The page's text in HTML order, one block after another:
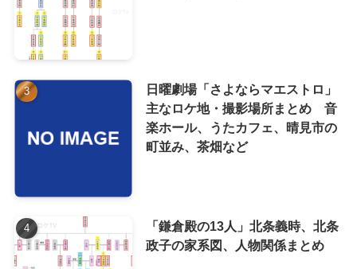
日曜劇場「さよならマエストロ」
主なロケ地・撮影場所まとめ 音
楽ホール、うたカフェ、晴見市の
町並み、茶畑など
「鎌倉殿の13人」北条義時、北条
政子の家系図、人物関係まとめ